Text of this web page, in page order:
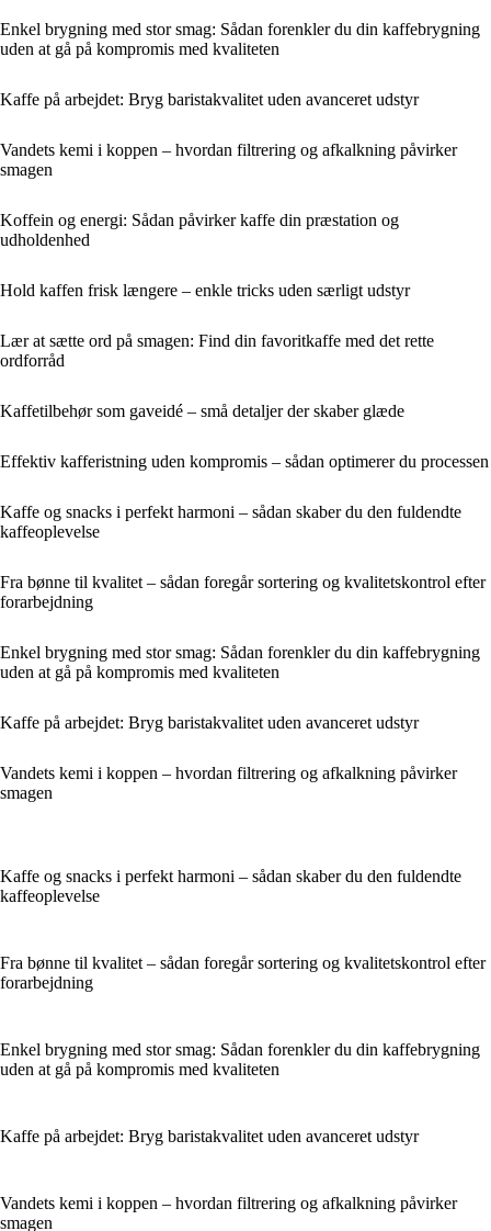
Enkel brygning med stor smag: Sådan forenkler du din kaffebrygning
uden at gå på kompromis med kvaliteten
Kaffe på arbejdet: Bryg baristakvalitet uden avanceret udstyr
Vandets kemi i koppen – hvordan filtrering og afkalkning påvirker
smagen
Koffein og energi: Sådan påvirker kaffe din præstation og
udholdenhed
Hold kaffen frisk længere – enkle tricks uden særligt udstyr
Lær at sætte ord på smagen: Find din favoritkaffe med det rette
ordforråd
Kaffetilbehør som gaveidé – små detaljer der skaber glæde
Effektiv kafferistning uden kompromis – sådan optimerer du processen
Kaffe og snacks i perfekt harmoni – sådan skaber du den fuldendte
kaffeoplevelse
Fra bønne til kvalitet – sådan foregår sortering og kvalitetskontrol efter
forarbejdning
Enkel brygning med stor smag: Sådan forenkler du din kaffebrygning
uden at gå på kompromis med kvaliteten
Kaffe på arbejdet: Bryg baristakvalitet uden avanceret udstyr
Vandets kemi i koppen – hvordan filtrering og afkalkning påvirker
smagen
Kaffe og snacks i perfekt harmoni – sådan skaber du den fuldendte
kaffeoplevelse
Fra bønne til kvalitet – sådan foregår sortering og kvalitetskontrol efter
forarbejdning
Enkel brygning med stor smag: Sådan forenkler du din kaffebrygning
uden at gå på kompromis med kvaliteten
Kaffe på arbejdet: Bryg baristakvalitet uden avanceret udstyr
Vandets kemi i koppen – hvordan filtrering og afkalkning påvirker
smagen